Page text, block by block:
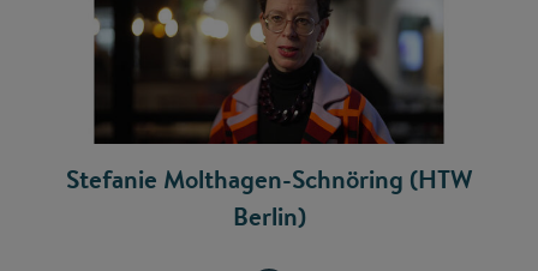
Stefanie Molthagen-Schnöring (HTW
Berlin)